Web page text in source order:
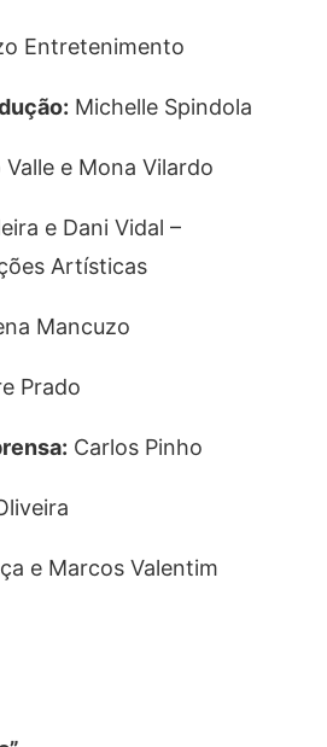
Entretenimento
Michelle Spindola​
e Mona Vilardo​
e Dani Vidal –
Artísticas​
Mancuzo​
Prado​
Carlos Pinho​
e Marcos Valentim​